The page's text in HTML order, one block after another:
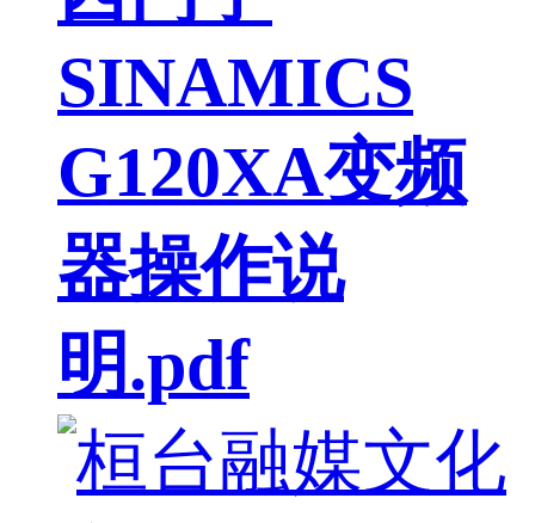
SINAMICS
G120XA变频
器操作说
明.pdf